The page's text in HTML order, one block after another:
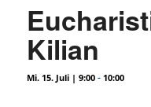
Kilian
Mi. 15. Juli | 9:00- 10:00